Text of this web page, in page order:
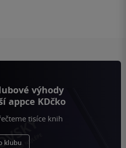
výhody
appce KDčko
tisíce knih
klubu